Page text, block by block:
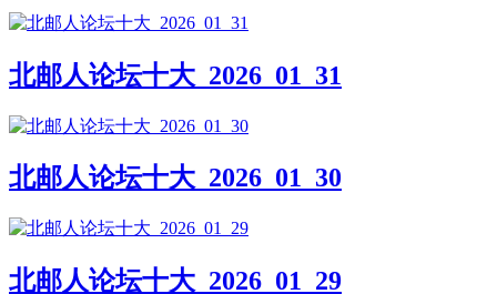
北邮人论坛十大_2026_01_31
北邮人论坛十大_2026_01_30
北邮人论坛十大_2026_01_29